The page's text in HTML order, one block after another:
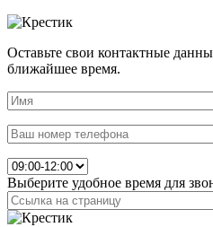
Оставьте свои контактные
ближайшее время.
Выберите удобное время для